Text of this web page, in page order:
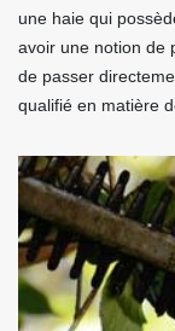
une haie qui
avoir une notion de
de passer
qualifié en matière